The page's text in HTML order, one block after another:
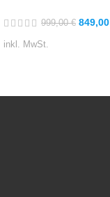
999,00€ 849,00
inkl. MwSt.